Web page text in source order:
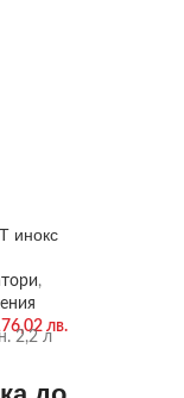
инокс
,
лв.
2,2 л